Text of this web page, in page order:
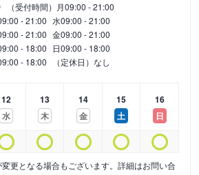
（受付時間） 月09:00 - 21:00
- 21:00 水09:00 - 21:00
- 21:00 金09:00 - 21:00
- 18:00 日09:00 - 18:00
- 18:00 （定休日）なし
12
水
13
木
14
金
15
土
16
日
更となる場合もございます。詳細はお問い合